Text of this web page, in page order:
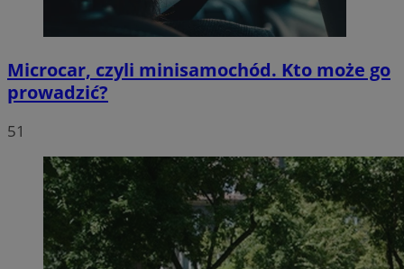
Microcar, czyli minisamochód. Kto może go
prowadzić?
51